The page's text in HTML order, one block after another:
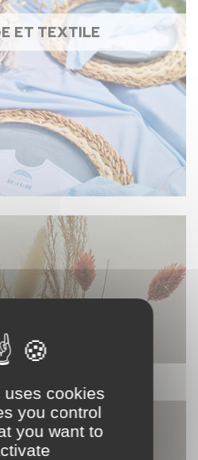
ET TEXTILE
uses cookies
you control
you want to